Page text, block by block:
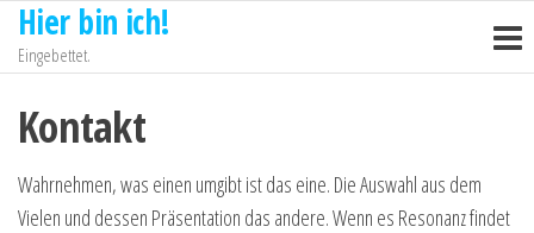
Zum
Inhalt
springen
Hier bin ich!
Eingebettet.
Kontakt
Wahrnehmen, was einen umgibt ist das eine. Die Auswahl aus dem
Vielen und dessen Präsentation das andere. Wenn es Resonanz findet